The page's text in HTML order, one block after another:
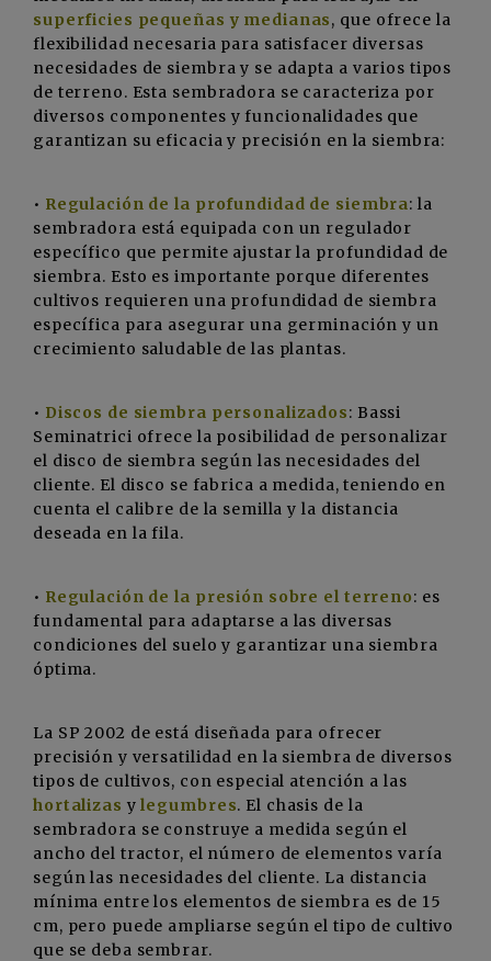
superficies pequeñas y medianas, que ofrece la
flexibilidad necesaria para satisfacer diversas
necesidades de siembra y se adapta a varios tipos
de terreno. Esta sembradora se caracteriza por
diversos componentes y funcionalidades que
garantizan su eficacia y precisión en la siembra:
• Regulación de la profundidad de siembra: la
sembradora está equipada con un regulador
específico que permite ajustar la profundidad de
siembra. Esto es importante porque diferentes
cultivos requieren una profundidad de siembra
específica para asegurar una germinación y un
crecimiento saludable de las plantas.
• Discos de siembra personalizados: Bassi
Seminatrici ofrece la posibilidad de personalizar
el disco de siembra según las necesidades del
cliente. El disco se fabrica a medida, teniendo en
cuenta el calibre de la semilla y la distancia
deseada en la fila.
• Regulación de la presión sobre el terreno: es
fundamental para adaptarse a las diversas
condiciones del suelo y garantizar una siembra
óptima.
La SP 2002 de está diseñada para ofrecer
precisión y versatilidad en la siembra de diversos
tipos de cultivos, con especial atención a las
hortalizas ylegumbres. El chasis de la
sembradora se construye a medida según el
ancho del tractor, el número de elementos varía
según las necesidades del cliente. La distancia
mínima entre los elementos de siembra es de 15
cm, pero puede ampliarse según el tipo de cultivo
que se deba sembrar.